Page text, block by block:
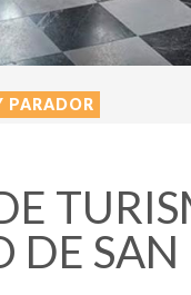
PARADOR
DE SAN